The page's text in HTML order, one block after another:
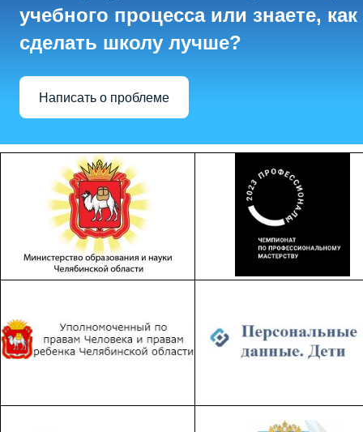
учебного процесса или знаете, как
сделать школу лучше?
Написать о проблеме